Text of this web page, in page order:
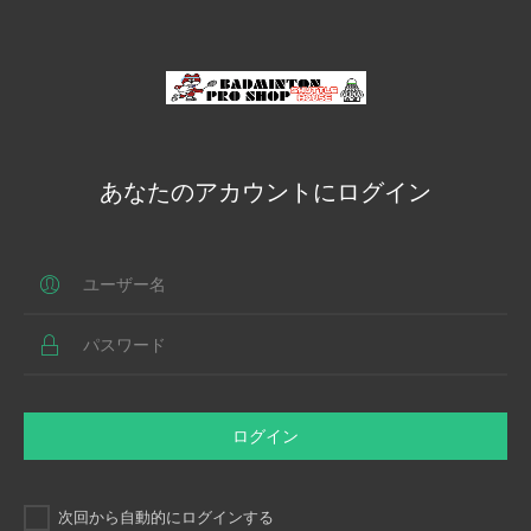
あなたのアカウントにログイン
ログイン
次回から自動的にログインする